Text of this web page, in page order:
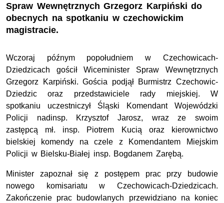
Spraw Wewnętrznych Grzegorz Karpiński do
obecnych na spotkaniu w czechowickim
magistracie.
Wczoraj późnym popołudniem w Czechowicach-
Dziedzicach gościł Wiceminister Spraw Wewnętrznych
Grzegorz Karpiński. Gościa podjął Burmistrz Czechowic-
Dziedzic oraz przedstawiciele rady miejskiej. W
spotkaniu uczestniczył Śląski Komendant Wojewódzki
Policji nadinsp. Krzysztof Jarosz, wraz ze swoim
zastępcą mł. insp. Piotrem Kucią oraz kierownictwo
bielskiej komendy na czele z Komendantem Miejskim
Policji w Bielsku-Białej insp. Bogdanem Zarębą.
Minister zapoznał się z postępem prac przy budowie
nowego komisariatu w Czechowicach-Dziedzicach.
Zakończenie prac budowlanych przewidziano na koniec